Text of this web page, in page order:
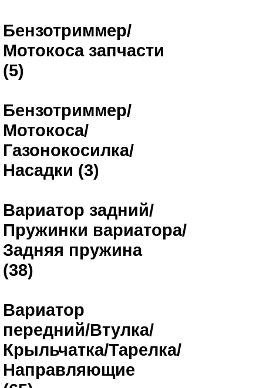
Бензотриммер/
Мотокоса запчасти
(5)
Бензотриммер/
Мотокоса/
Газонокосилка/
Насадки (3)
Вариатор задний/
Пружинки вариатора/
Задняя пружина
(38)
Вариатор
передний/Втулка/
Крыльчатка/Тарелка/
Направляющие